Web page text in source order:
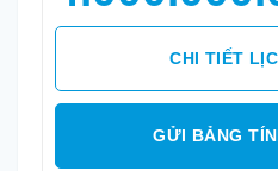
CHI TIẾT
GỬI BẢNG